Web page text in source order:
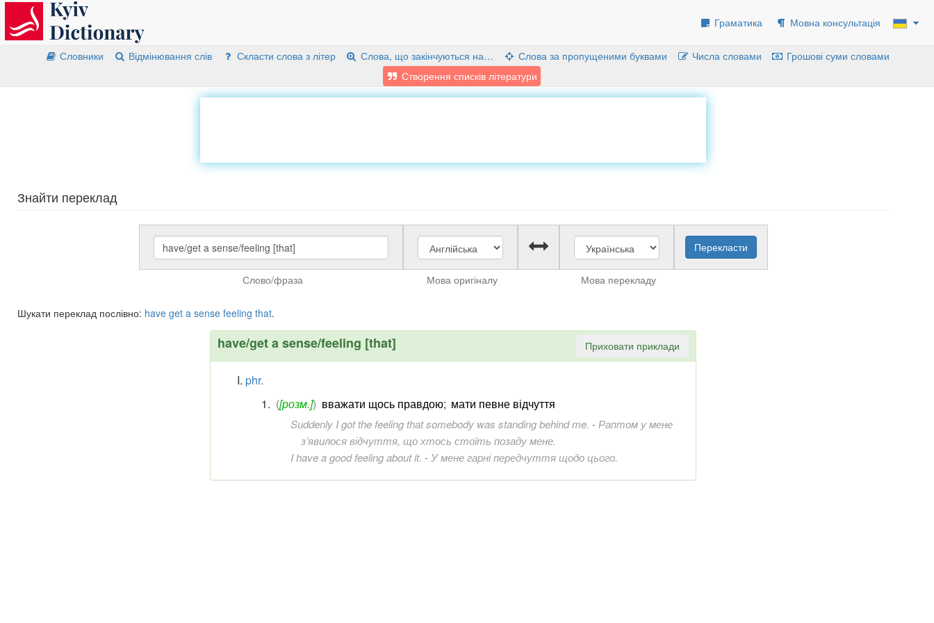
Граматика Мовна консультація
Словники Відмінювання слів Скласти слова з літер Слова, що закінчуються на… Слова за пропущеними буквами Числа словами
Грошові суми словами
Створення списків літератури
Знайти переклад
Слово/фраза Мова оригіналу Мова перекладу
Шукати переклад послівно: have get a sense feeling that.
have/get a sense/feeling [that] Приховати приклади
phr.
([розм.]) вважати щось правдою; мати певне відчуття
Suddenly I got the feeling that somebody was standing behind me. -Раптом у мене
з’явилося відчуття, що хтось стоїть позаду мене.
I have a good feeling about it. -У мене гарні передчуття щодо цього.